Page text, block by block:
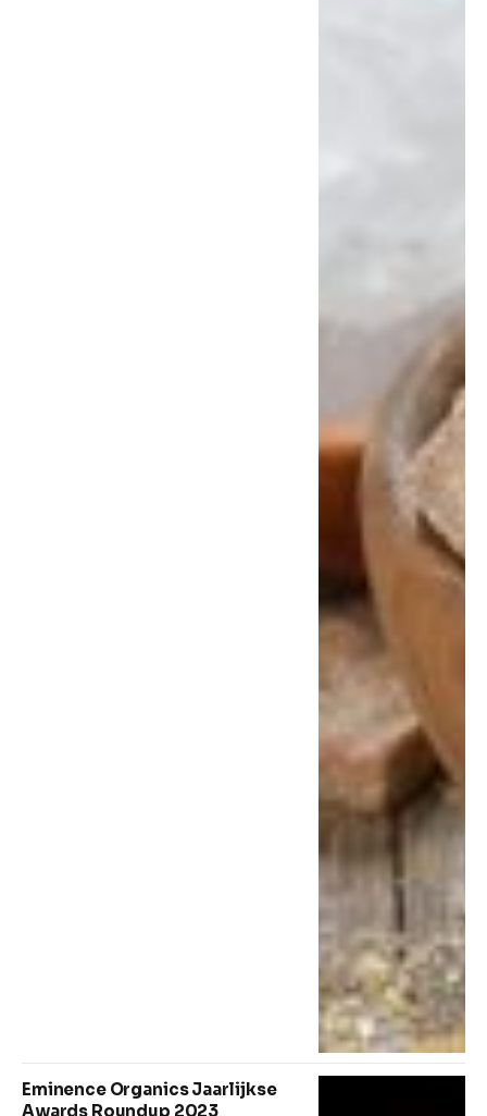
Eminence Organics Jaarlijkse
Awards Roundup 2023